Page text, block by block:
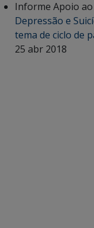
Informe Apoio
Depressão e
tema de ciclo de
25 abr 2018